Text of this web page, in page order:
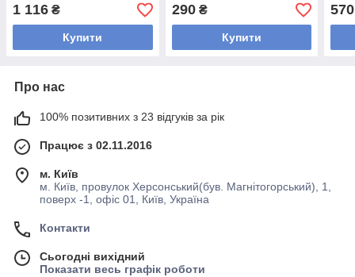
1 116 ₴
Купити
290₴
Купити
570
Про нас
100% позитивних з 23 відгуків за рік
Працює з 02.11.2016
м. Київ
м. Київ, провулок Херсонський(був. Магнітогорський), 1,
поверх -1, офіс 01, Київ, Україна
Контакти
Сьогодні вихідний
Показати весь графік роботи